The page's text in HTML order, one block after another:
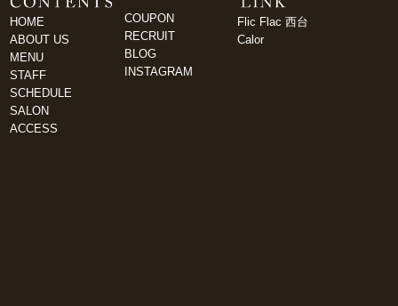
HOME
ABOUT US
MENU
STAFF
SCHEDULE
SALON
ACCESS
COUPON
RECRUIT
BLOG
INSTAGRAM
Flic Flac 西台
Calor